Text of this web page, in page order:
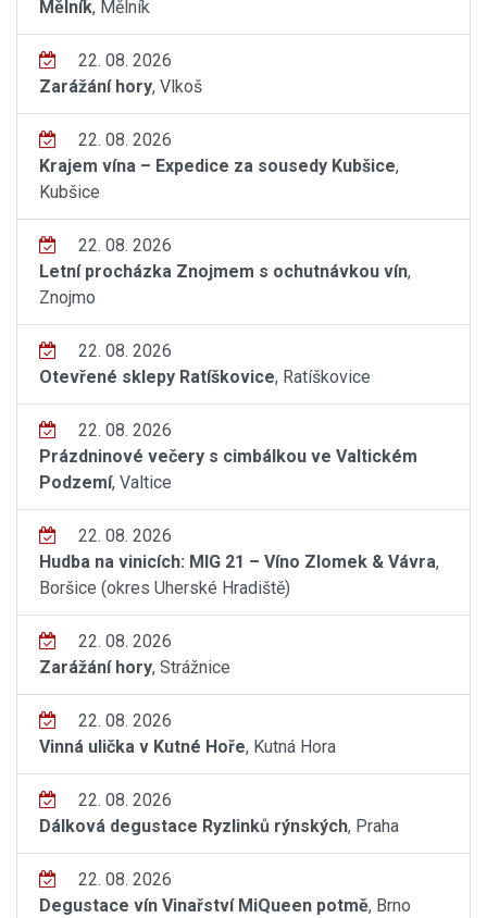
Mělník, Mělník
22. 08. 2026
Zarážání hory, Vlkoš
22. 08. 2026
Krajem vína – Expedice za sousedy Kubšice,
Kubšice
22. 08. 2026
Letní procházka Znojmem s ochutnávkou vín,
Znojmo
22. 08. 2026
Otevřené sklepy Ratíškovice, Ratíškovice
22. 08. 2026
Prázdninové večery s cimbálkou ve Valtickém
Podzemí, Valtice
22. 08. 2026
Hudba na vinicích: MIG 21 – Víno Zlomek & Vávra,
Boršice (okres Uherské Hradiště)
22. 08. 2026
Zarážání hory, Strážnice
22. 08. 2026
Vinná ulička v Kutné Hoře, Kutná Hora
22. 08. 2026
Dálková degustace Ryzlinků rýnských, Praha
22. 08. 2026
Degustace vín Vinařství MiQueen potmě, Brno